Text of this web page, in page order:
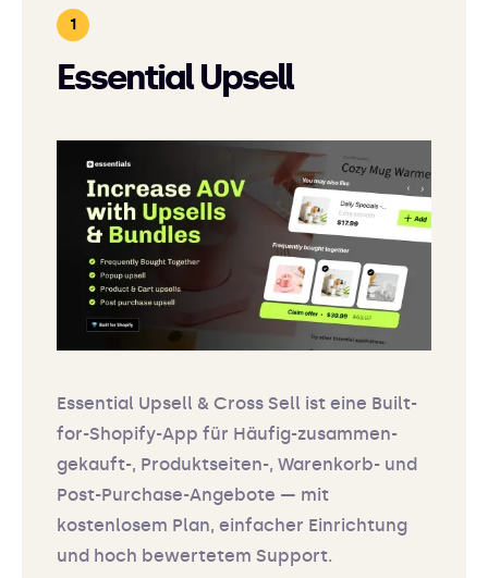
Essential Upsell
Essential Upsell & Cross Sell ist eine Built-
for-Shopify-App für Häufig-zusammen-
gekauft-, Produktseiten-, Warenkorb- und
Post-Purchase-Angebote — mit
kostenlosem Plan, einfacher Einrichtung
und hoch bewertetem Support.